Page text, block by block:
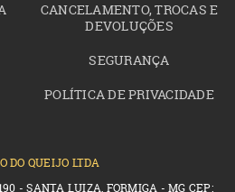
CANCELAMENTO, TROCAS E
DEVOLUÇÕES
SEGURANÇA
POLÍTICA DE PRIVACIDADE
DO QUEIJO LTDA
- SANTA LUIZA, FORMIGA - MG CEP: